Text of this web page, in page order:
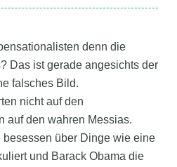
denn die
Das ist gerade angesichts der
falsches Bild.
nicht auf den
auf den wahren Messias.
besessen über Dinge wie eine
und Barack Obama die